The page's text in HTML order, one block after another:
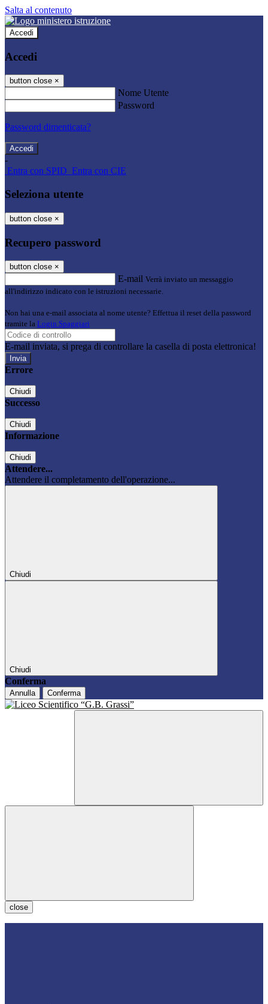
Salta al contenuto
Accedi
Accedi
button close ×
Nome Utente
Password
Password dimenticata?
-
Entra con SPID Entra con CIE
Seleziona utente
button close ×
Recupero password
button close ×
E-mail Verrà inviato un messaggio
all'indirizzo indicato con le istruzioni necessarie.
Non hai una e-mail associata al nome utente? Effettua il reset della password
tramite la Login Spaggiari
E-mail inviata, si prega di controllare la casella di posta elettronica!
Errore
Chiudi
Successo
Chiudi
Informazione
Chiudi
Attendere...
Attendere il completamento dell'operazione...
Chiudi
Chiudi
Conferma
Annulla Conferma
close